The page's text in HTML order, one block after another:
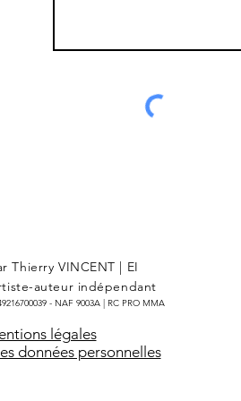
Thierry VINCENT | EI
auteur indépendant
- NAF 9003A | RC PRO MMA
légales
données personnelles